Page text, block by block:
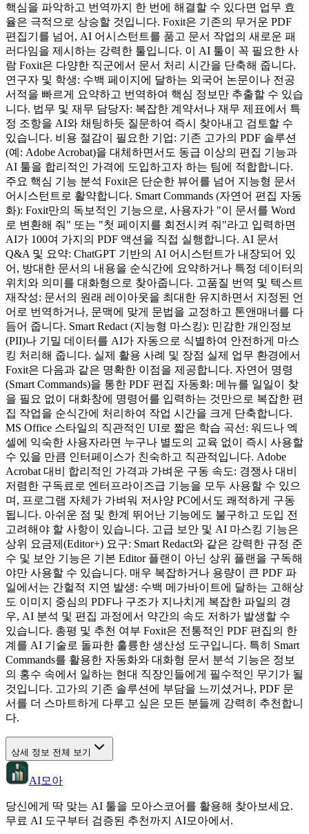
핵심을 파악하고 번역까지 한 번에 해결할 수 있다면 업무 효
율은 극적으로 상승할 것입니다. Foxit은 기존의 무거운 PDF
편집기를 넘어, AI 어시스턴트를 품고 문서 작업의 새로운 패
러다임을 제시하는 강력한 툴입니다. 이 AI 툴이 꼭 필요한 사
람 Foxit은 다양한 직군에서 문서 처리 시간을 단축해 줍니다.
연구자 및 학생: 수백 페이지에 달하는 외국어 논문이나 전공
서적을 빠르게 요약하고 번역하여 핵심 정보만 추출할 수 있습
니다. 법무 및 재무 담당자: 복잡한 계약서나 재무 제표에서 특
정 조항을 AI와 채팅하듯 질문하여 즉시 찾아내고 검토할 수
있습니다. 비용 절감이 필요한 기업: 기존 고가의 PDF 솔루션
(예: Adobe Acrobat)을 대체하면서도 동급 이상의 편집 기능과
AI 툴을 합리적인 가격에 도입하고자 하는 팀에 적합합니다.
주요 핵심 기능 분석 Foxit은 단순한 뷰어를 넘어 지능형 문서
어시스턴트로 활약합니다. Smart Commands (자연어 편집 자동
화): Foxit만의 독보적인 기능으로, 사용자가 "이 문서를 Word
로 변환해 줘" 또는 "첫 페이지를 회전시켜 줘"라고 입력하면
AI가 100여 가지의 PDF 액션을 직접 실행합니다. AI 문서
Q&A 및 요약: ChatGPT 기반의 AI 어시스턴트가 내장되어 있
어, 방대한 문서의 내용을 순식간에 요약하거나 특정 데이터의
위치와 의미를 대화형으로 찾아줍니다. 고품질 번역 및 텍스트
재작성: 문서의 원래 레이아웃을 최대한 유지하면서 지정된 언
어로 번역하거나, 문맥에 맞게 문법을 교정하고 톤앤매너를 다
듬어 줍니다. Smart Redact (지능형 마스킹): 민감한 개인정보
(PII)나 기밀 데이터를 AI가 자동으로 식별하여 안전하게 마스
킹 처리해 줍니다. 실제 활용 사례 및 장점 실제 업무 환경에서
Foxit은 다음과 같은 명확한 이점을 제공합니다. 자연어 명령
(Smart Commands)을 통한 PDF 편집 자동화: 메뉴를 일일이 찾
을 필요 없이 대화창에 명령어를 입력하는 것만으로 복잡한 편
집 작업을 순식간에 처리하여 작업 시간을 크게 단축합니다.
MS Office 스타일의 직관적인 UI로 짧은 학습 곡선: 워드나 엑
셀에 익숙한 사용자라면 누구나 별도의 교육 없이 즉시 사용할
수 있을 만큼 인터페이스가 친숙하고 직관적입니다. Adobe
Acrobat 대비 합리적인 가격과 가벼운 구동 속도: 경쟁사 대비
저렴한 구독료로 엔터프라이즈급 기능을 모두 사용할 수 있으
며, 프로그램 자체가 가벼워 저사양 PC에서도 쾌적하게 구동
됩니다. 아쉬운 점 및 한계 뛰어난 기능에도 불구하고 도입 전
고려해야 할 사항이 있습니다. 고급 보안 및 AI 마스킹 기능은
상위 요금제(Editor+) 요구: Smart Redact와 같은 강력한 규정 준
수 및 보안 기능은 기본 Editor 플랜이 아닌 상위 플랜을 구독해
야만 사용할 수 있습니다. 매우 복잡하거나 용량이 큰 PDF 파
일에서는 간헐적 지연 발생: 수백 메가바이트에 달하는 고해상
도 이미지 중심의 PDF나 구조가 지나치게 복잡한 파일의 경
우, AI 분석 및 편집 과정에서 약간의 속도 저하가 발생할 수
있습니다. 총평 및 추천 여부 Foxit은 전통적인 PDF 편집의 한
계를 AI 기술로 돌파한 훌륭한 생산성 도구입니다. 특히 Smart
Commands를 활용한 자동화와 대화형 문서 분석 기능은 정보
의 홍수 속에서 일하는 현대 직장인들에게 필수적인 무기가 될
것입니다. 고가의 기존 솔루션에 부담을 느끼셨거나, PDF 문
서를 더 스마트하게 다루고 싶은 모든 분들께 강력히 추천합니
다.
상세 정보 전체 보기
AI모아
당신에게 딱 맞는 AI 툴을 모아스코어를 활용해 찾아보세요.
무료 AI 도구부터 검증된 추천까지 AI모아에서.